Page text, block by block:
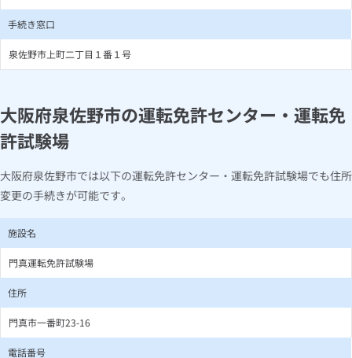
手続き窓口
泉佐野市上町二丁目１番１号
大阪府泉佐野市の運転免許センター・運転免
許試験場
大阪府泉佐野市では以下の運転免許センター・運転免許試験場でも住所
変更の手続きが可能です。
施設名
門真運転免許試験場
住所
門真市一番町23-16
電話番号